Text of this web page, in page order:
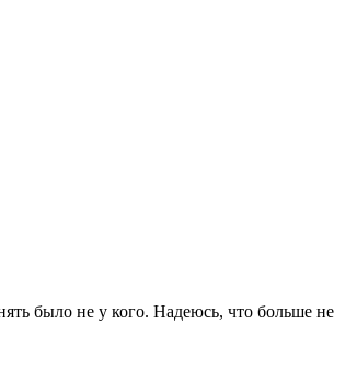
было не у кого. Надеюсь, что больше не